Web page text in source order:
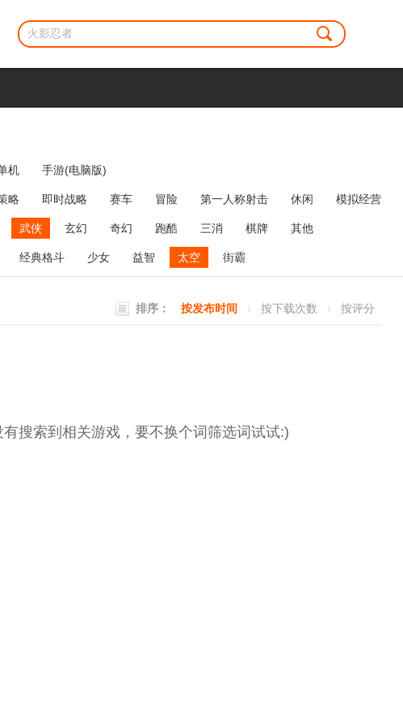
机 手游(电脑版)
略 即时战略 赛车 冒险 第一人称射击 休闲 模拟经营
牌类
麻将 网络游戏 弹幕射击 策略塔防
武侠 玄幻 奇幻 跑酷 三消 棋牌 其他
经典格斗 少女 益智 太空 街霸
排序： 按发布时间 按下载次数 按评分
搜索到相关游戏，要不换个词筛选词试试:)